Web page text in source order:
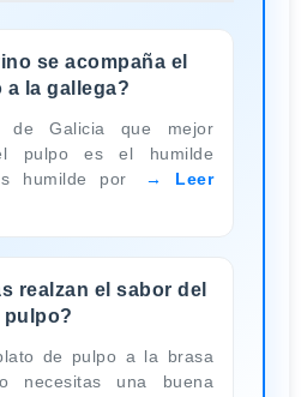
se acompaña el
a la gallega?
de Galicia que mejor
pulpo es el humilde
humilde por
Leer
realzan el sabor del
pulpo?
de pulpo a la brasa
necesitas una buena